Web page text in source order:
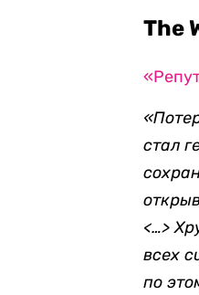
The
стал
<…>
всех
по